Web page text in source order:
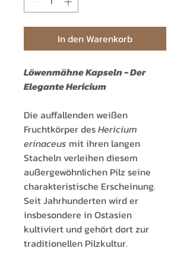
In den Warenkorb
Löwenmähne Kapseln - Der
Elegante Hericium
Die auffallenden weißen
Fruchtkörper desHericium
erinaceus mit ihren langen
Stacheln verleihen diesem
außergewöhnlichen Pilz seine
charakteristische Erscheinung.
Seit Jahrhunderten wird er
insbesondere in Ostasien
kultiviert und gehört dort zur
traditionellen Pilzkultur.